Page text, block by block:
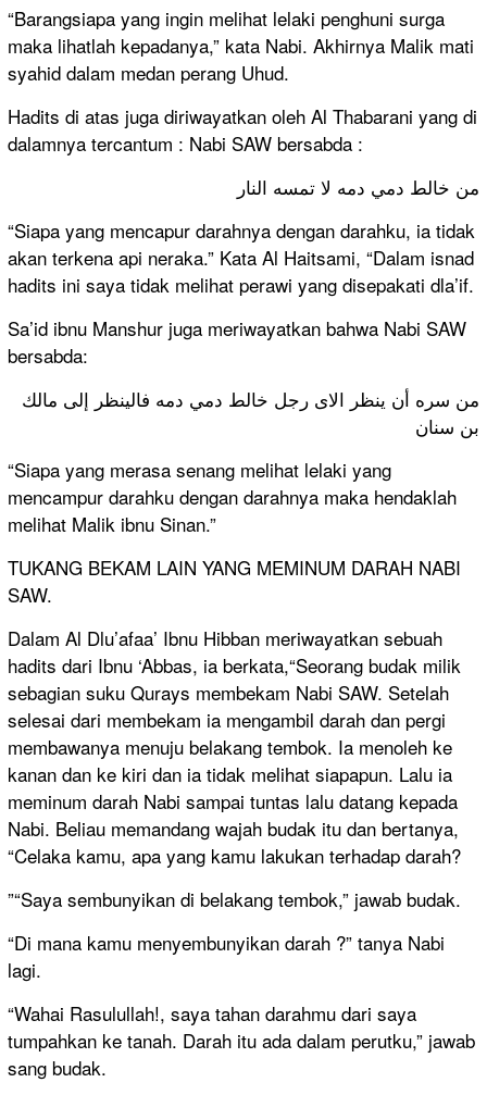
“Barangsiapa yang ingin melihat lelaki penghuni surga
maka lihatlah kepadanya,” kata Nabi. Akhirnya Malik mati
syahid dalam medan perang Uhud.
Hadits di atas juga diriwayatkan oleh Al Thabarani yang di
dalamnya tercantum : Nabi SAW bersabda :
من خالط دمي دمه لا تمسه النار
“Siapa yang mencapur darahnya dengan darahku, ia tidak
akan terkena api neraka.” Kata Al Haitsami, “Dalam isnad
hadits ini saya tidak melihat perawi yang disepakati dla’if.
Sa’id ibnu Manshur juga meriwayatkan bahwa Nabi SAW
bersabda:
من سره أن ينظر الاى رجل خالط دمي دمه فالينظر إلى مالك
بن سنان
“Siapa yang merasa senang melihat lelaki yang
mencampur darahku dengan darahnya maka hendaklah
melihat Malik ibnu Sinan.”
TUKANG BEKAM LAIN YANG MEMINUM DARAH NABI
SAW.
Dalam Al Dlu’afaa’ Ibnu Hibban meriwayatkan sebuah
hadits dari Ibnu ‘Abbas, ia berkata,“Seorang budak milik
sebagian suku Qurays membekam Nabi SAW. Setelah
selesai dari membekam ia mengambil darah dan pergi
membawanya menuju belakang tembok. Ia menoleh ke
kanan dan ke kiri dan ia tidak melihat siapapun. Lalu ia
meminum darah Nabi sampai tuntas lalu datang kepada
Nabi. Beliau memandang wajah budak itu dan bertanya,
“Celaka kamu, apa yang kamu lakukan terhadap darah?
”“Saya sembunyikan di belakang tembok,” jawab budak.
“Di mana kamu menyembunyikan darah ?” tanya Nabi
lagi.
“Wahai Rasulullah!, saya tahan darahmu dari saya
tumpahkan ke tanah. Darah itu ada dalam perutku,” jawab
sang budak.